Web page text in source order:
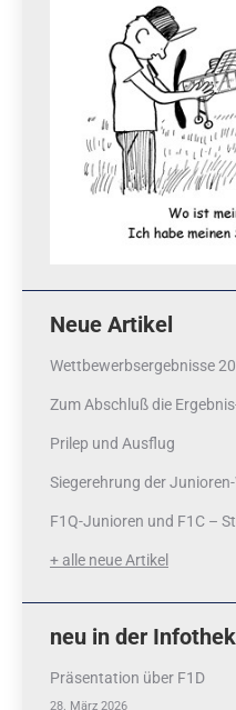
Neue Artikel
Wettbewerbsergebnisse
Zum Abschluß die
Prilep und Ausflug
Siegerehrung der
F1Q-Junioren und F1C –
+ alle neue Artikel
neu in der Infothek
Präsentation über F1D
28. März 2026